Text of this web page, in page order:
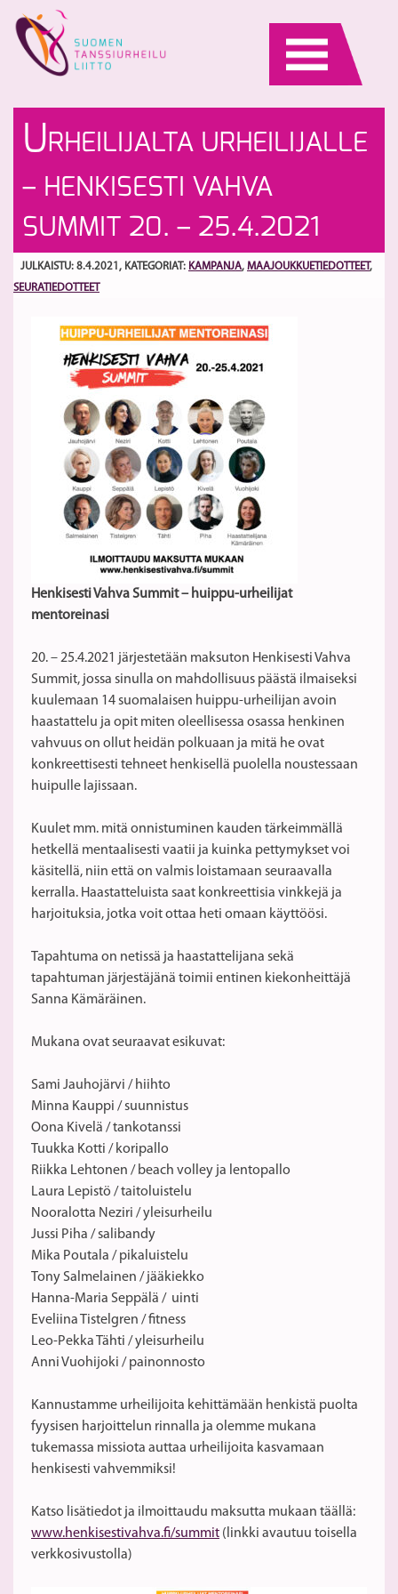
content
U RHEILIJALTA URHEILIJALLE
– HENKISESTI VAHVA
SUMMIT 20. – 25.4.2021
JULKAISTU: 8.4.2021 , KATEGORIAT: KAMPANJA, MAAJOUKKUETIEDOTTEET ,
SEURATIEDOTTEET
Henkisesti Vahva Summit – huippu-urheilijat
mentoreinasi
20. – 25.4.2021 järjestetään maksuton Henkisesti Vahva
Summit, jossa sinulla on mahdollisuus päästä ilmaiseksi
kuulemaan 14 suomalaisen huippu-urheilijan avoin
haastattelu ja opit miten oleellisessa osassa henkinen
vahvuus on ollut heidän polkuaan ja mitä he ovat
konkreettisesti tehneet henkisellä puolella noustessaan
huipulle lajissaan.
Kuulet mm. mitä onnistuminen kauden tärkeimmällä
hetkellä mentaalisesti vaatii ja kuinka pettymykset voi
käsitellä, niin että on valmis loistamaan seuraavalla
kerralla. Haastatteluista saat konkreettisia vinkkejä ja
harjoituksia, jotka voit ottaa heti omaan käyttöösi.
Tapahtuma on netissä ja haastattelijana sekä
tapahtuman järjestäjänä toimii entinen kiekonheittäjä
Sanna Kämäräinen.
Mukana ovat seuraavat esikuvat:
Sami Jauhojärvi / hiihto
Minna Kauppi / suunnistus
Oona Kivelä / tankotanssi
Tuukka Kotti / koripallo
Riikka Lehtonen / beach volley ja lentopallo
Laura Lepistö / taitoluistelu
Nooralotta Neziri / yleisurheilu
Jussi Piha / salibandy
Mika Poutala / pikaluistelu
Tony Salmelainen / jääkiekko
Hanna-Maria Seppälä / uinti
Eveliina Tistelgren / fitness
Leo-Pekka Tähti / yleisurheilu
Anni Vuohijoki / painonnosto
Kannustamme urheilijoita kehittämään henkistä puolta
fyysisen harjoittelun rinnalla ja olemme mukana
tukemassa missiota auttaa urheilijoita kasvamaan
henkisesti vahvemmiksi!
Katso lisätiedot ja ilmoittaudu maksutta mukaan täällä:
www.henkisestivahva.fi/summit (linkki avautuu toisella
verkkosivustolla)